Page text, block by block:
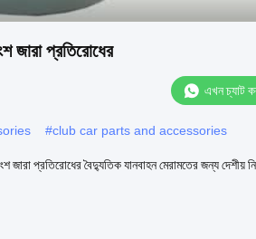
জারা প্রতিরোধের
এখন চ্যাট
#club car parts and accessories
প্রতিরোধের বৈদ্যুতিক যানবাহন মেরামতের জন্য দেশীয়